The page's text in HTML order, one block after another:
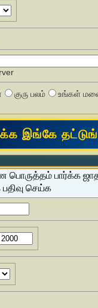
குரு பலம் உங்கள்
பொருத்தம் பார்க்க
செய்க